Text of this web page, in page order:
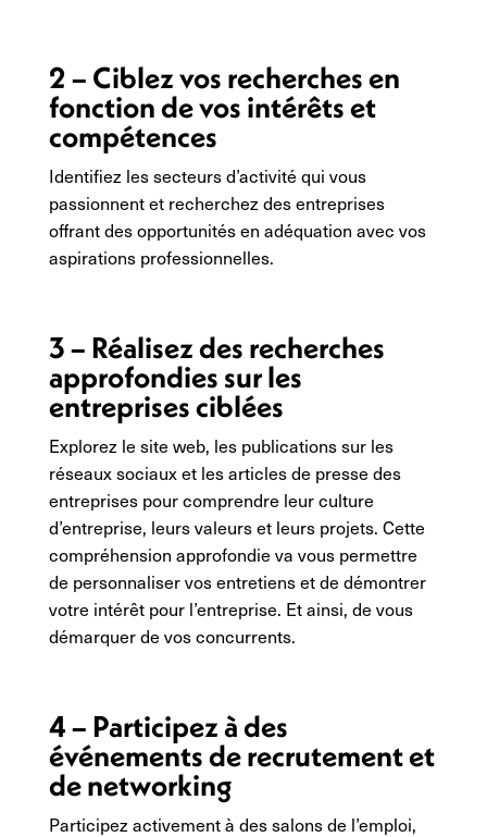
2 – Ciblez vos recherches en
fonction de vos intérêts et
compétences
Identifiez les secteurs d’activité qui vous
passionnent et recherchez des entreprises
offrant des opportunités en adéquation avec vos
aspirations professionnelles.
3 – Réalisez des recherches
approfondies sur les
entreprises ciblées
Explorez le site web, les publications sur les
réseaux sociaux et les articles de presse des
entreprises pour comprendre leur culture
d’entreprise, leurs valeurs et leurs projets. Cette
compréhension approfondie va vous permettre
de personnaliser vos entretiens et de démontrer
votre intérêt pour l’entreprise. Et ainsi, de vous
démarquer de vos concurrents.
4 – Participez à des
événements de recrutement et
de networking
Participez activement à des salons de l’emploi,